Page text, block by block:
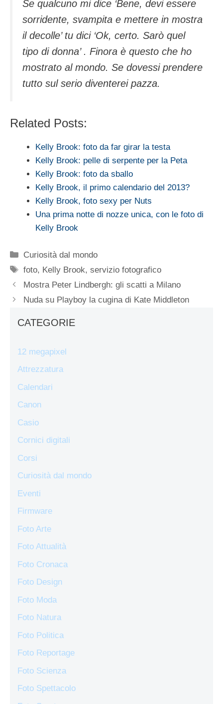
Se qualcuno mi dice ‘Bene, devi essere
sorridente, svampita e mettere in mostra
il decolle’ tu dici ‘Ok, certo. Sarò quel
tipo di donna’ . Finora è questo che ho
mostrato al mondo. Se dovessi prendere
tutto sul serio diventerei pazza.
Related Posts:
Kelly Brook: foto da far girar la testa
Kelly Brook: pelle di serpente per la Peta
Kelly Brook: foto da sballo
Kelly Brook, il primo calendario del 2013?
Kelly Brook, foto sexy per Nuts
Una prima notte di nozze unica, con le foto di
Kelly Brook
Categorie
Curiosità dal mondo
Tag
foto, Kelly Brook,servizio fotografico
Mostra Peter Lindbergh: gli scatti a Milano
Nuda su Playboy la cugina di Kate Middleton
CATEGORIE
12 megapixel
Attrezzatura
Calendari
Canon
Casio
Cornici digitali
Corsi
Curiosità dal mondo
Eventi
Firmware
Foto Arte
Foto Attualità
Foto Cronaca
Foto Design
Foto Moda
Foto Natura
Foto Politica
Foto Reportage
Foto Scienza
Foto Spettacolo